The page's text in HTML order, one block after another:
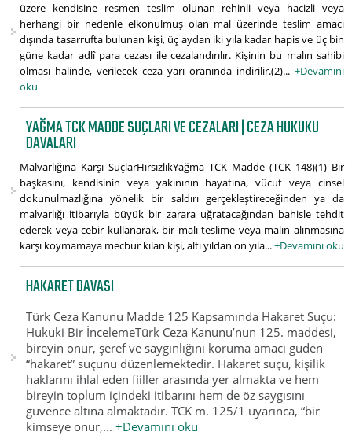
üzere kendisine resmen teslim olunan rehinli veya hacizli veya
herhangi bir nedenle elkonulmuş olan mal üzerinde teslim amacı
dışında tasarrufta bulunan kişi, üç aydan iki yıla kadar hapis ve üç bin
güne kadar adlî para cezası ile cezalandırılır. Kişinin bu malın sahibi
olması halinde, verilecek ceza yarı oranında indirilir.(2)... +Devamını
oku
YAĞMA TCK MADDE SUÇLARI VE CEZALARI | CEZA HUKUKU
DAVALARI
Malvarlığına Karşı SuçlarHırsızlıkYağma TCK Madde (TCK 148)(1) Bir
başkasını, kendisinin veya yakınının hayatına, vücut veya cinsel
dokunulmazlığına yönelik bir saldırı gerçekleştireceğinden ya da
malvarlığı itibarıyla büyük bir zarara uğratacağından bahisle tehdit
ederek veya cebir kullanarak, bir malı teslime veya malın alınmasına
karşı koymamaya mecbur kılan kişi, altı yıldan on yıla...+Devamını oku
HAKARET DAVASI
Türk Ceza Kanunu Madde 125 Kapsamında Hakaret Suçu:
Hukuki Bir İncelemeTürk Ceza Kanunu’nun 125. maddesi,
bireyin onur, şeref ve saygınlığını koruma amacı güden
“hakaret” suçunu düzenlemektedir. Hakaret suçu, kişilik
haklarını ihlal eden fiiller arasında yer almakta ve hem
bireyin toplum içindeki itibarını hem de öz saygısını
güvence altına almaktadır. TCK m. 125/1 uyarınca, “bir
kimseye onur,...+Devamını oku